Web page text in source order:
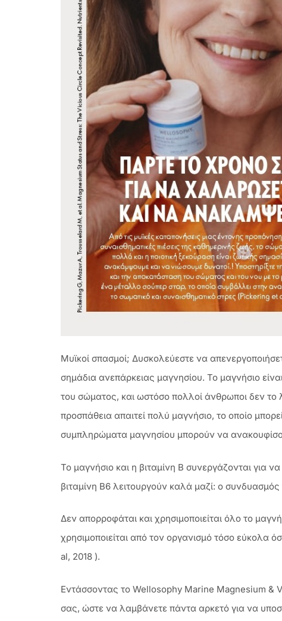
Μυϊκοί σπασμοί; Δυσκολεύεστε να
σημάδια ανεπάρκειας μαγνησίου. Το μαγνήσιο
του σώματος, και ωστόσο πολλοί άνθρωποι δεν
προσπάθεια απαιτεί πολύ μαγνήσιο, το οποίο
συμπληρώματα μαγνησίου μπορούν να
Το μαγνήσιο και η βιταμίνη Β συνεργάζονται για
βιταμίνη Β6 λειτουργούν καλά μαζί: ο
Δεν απορροφάται και χρησιμοποιείται όλο το
χρησιμοποιείται από τον οργανισμό τόσο εύκολα
al, 2018 ).
Εντάσσοντας το Wellosophy Marine Magnesium &
σας, ώστε να λαμβάνετε πάντα αρκετό για να